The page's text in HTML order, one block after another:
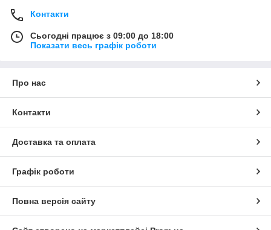
Контакти
Сьогодні працює з 09:00 до 18:00
Показати весь графік роботи
Про нас
Контакти
Доставка та оплата
Графік роботи
Повна версія сайту